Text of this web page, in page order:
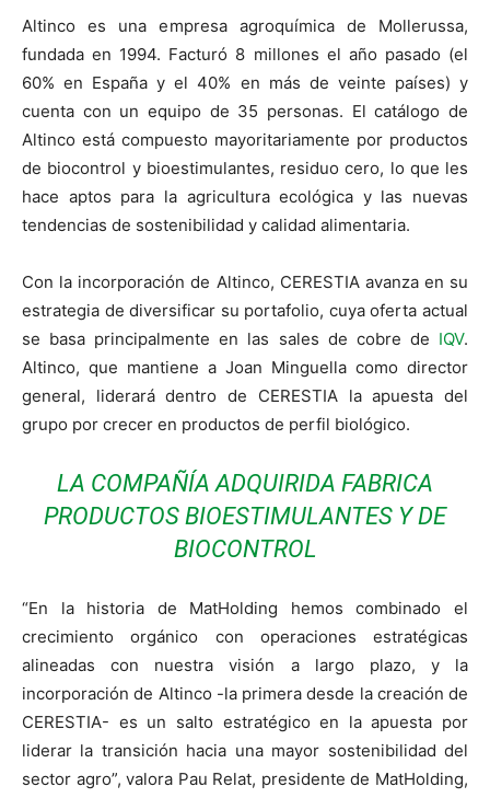
Altinco es una empresa agroquímica de Mollerussa,
fundada en 1994. Facturó 8 millones el año pasado (el
60% en España y el 40% en más de veinte países) y
cuenta con un equipo de 35 personas. El catálogo de
Altinco está compuesto mayoritariamente por productos
de biocontrol y bioestimulantes, residuo cero, lo que les
hace aptos para la agricultura ecológica y las nuevas
tendencias de sostenibilidad y calidad alimentaria.
Con la incorporación de Altinco, CERESTIA avanza en su
estrategia de diversificar su portafolio, cuya oferta actual
se basa principalmente en las sales de cobre de IQV.
Altinco, que mantiene a Joan Minguella como director
general, liderará dentro de CERESTIA la apuesta del
grupo por crecer en productos de perfil biológico.
LA COMPAÑÍA ADQUIRIDA FABRICA
PRODUCTOS BIOESTIMULANTES Y DE
BIOCONTROL
“En la historia de MatHolding hemos combinado el
crecimiento orgánico con operaciones estratégicas
alineadas con nuestra visión a largo plazo, y la
incorporación de Altinco -la primera desde la creación de
CERESTIA- es un salto estratégico en la apuesta por
liderar la transición hacia una mayor sostenibilidad del
sector agro”, valora Pau Relat, presidente de MatHolding,